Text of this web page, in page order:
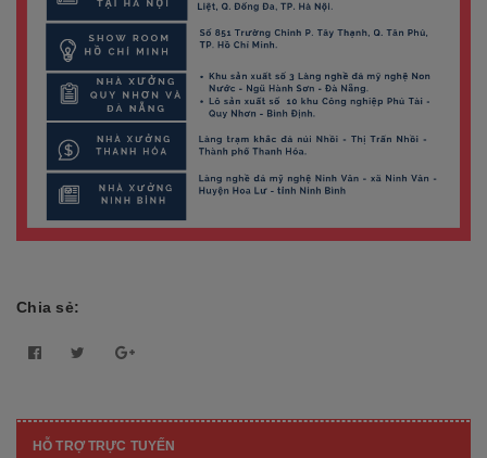
Chia sẻ:
HỖ TRỢ TRỰC TUYẾN